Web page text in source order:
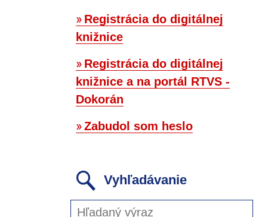
Registrácia do digitálnej
knižnice
Registrácia do digitálnej
knižnice a na portál RTVS -
Dokorán
Zabudol som heslo
Vyhľadávanie